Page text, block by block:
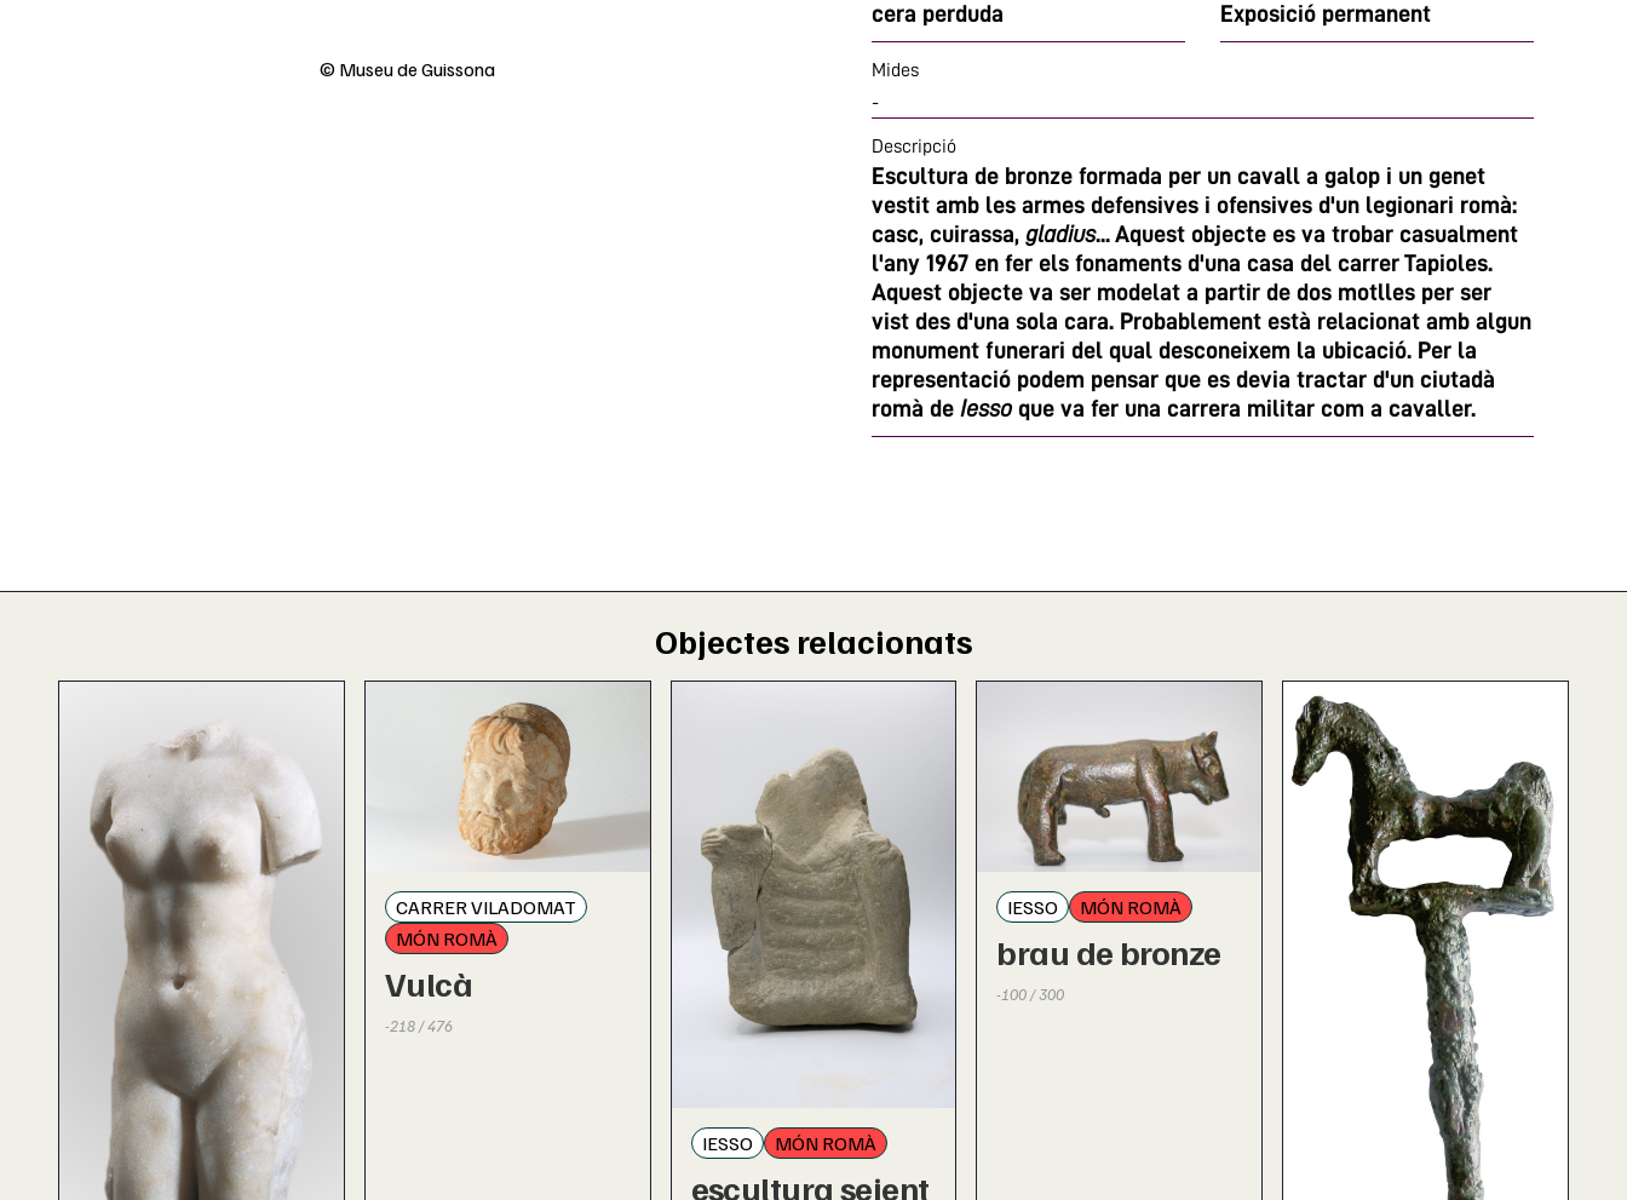
© Museu de Guissona
cera perduda Exposició permanent
Mides
-
Descripció
Escultura de bronze formada per un cavall a galop i un genet
vestit amb les armes defensives i ofensives d'un legionari romà:
casc, cuirassa, gladius... Aquest objecte es va trobar casualment
l'any 1967 en fer els fonaments d'una casa del carrer Tapioles.
Aquest objecte va ser modelat a partir de dos motlles per ser
vist des d'una sola cara. Probablement està relacionat amb algun
monument funerari del qual desconeixem la ubicació. Per la
representació podem pensar que es devia tractar d'un ciutadà
romà de Iesso que va fer una carrera militar com a cavaller.
Objectes relacionats
CARRER VILADOMAT
MÓN ROMÀ
Vulcà
-218 / 476
IESSO MÓN ROMÀ
escultura seient
IESSO MÓN ROMÀ
brau de bronze
-100 / 300